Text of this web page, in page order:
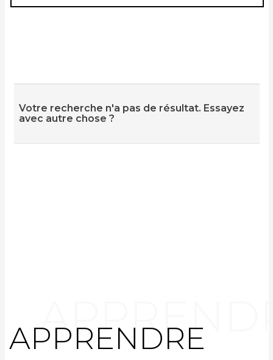
Votre recherche n'a pas de résultat. Essayez
avec autre chose ?
APPRENDRE